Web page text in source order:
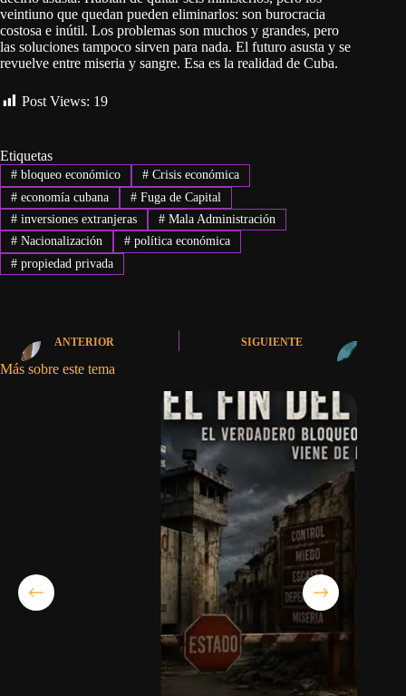
veintiuno que quedan pueden eliminarlos: son burocracia
costosa e inútil. Los problemas son muchos y grandes, pero
las soluciones tampoco sirven para nada. El futuro asusta y se
revuelve entre miseria y sangre. Esa es la realidad de Cuba.
Post Views: 19
Etiquetas
#bloqueo económico #Crisis económica
#economía cubana #Fuga de Capital
#inversiones extranjeras #Mala Administración
#Nacionalización #política económica
#propiedad privada
ANTERIOR SIGUIENTE
Más sobre este tema